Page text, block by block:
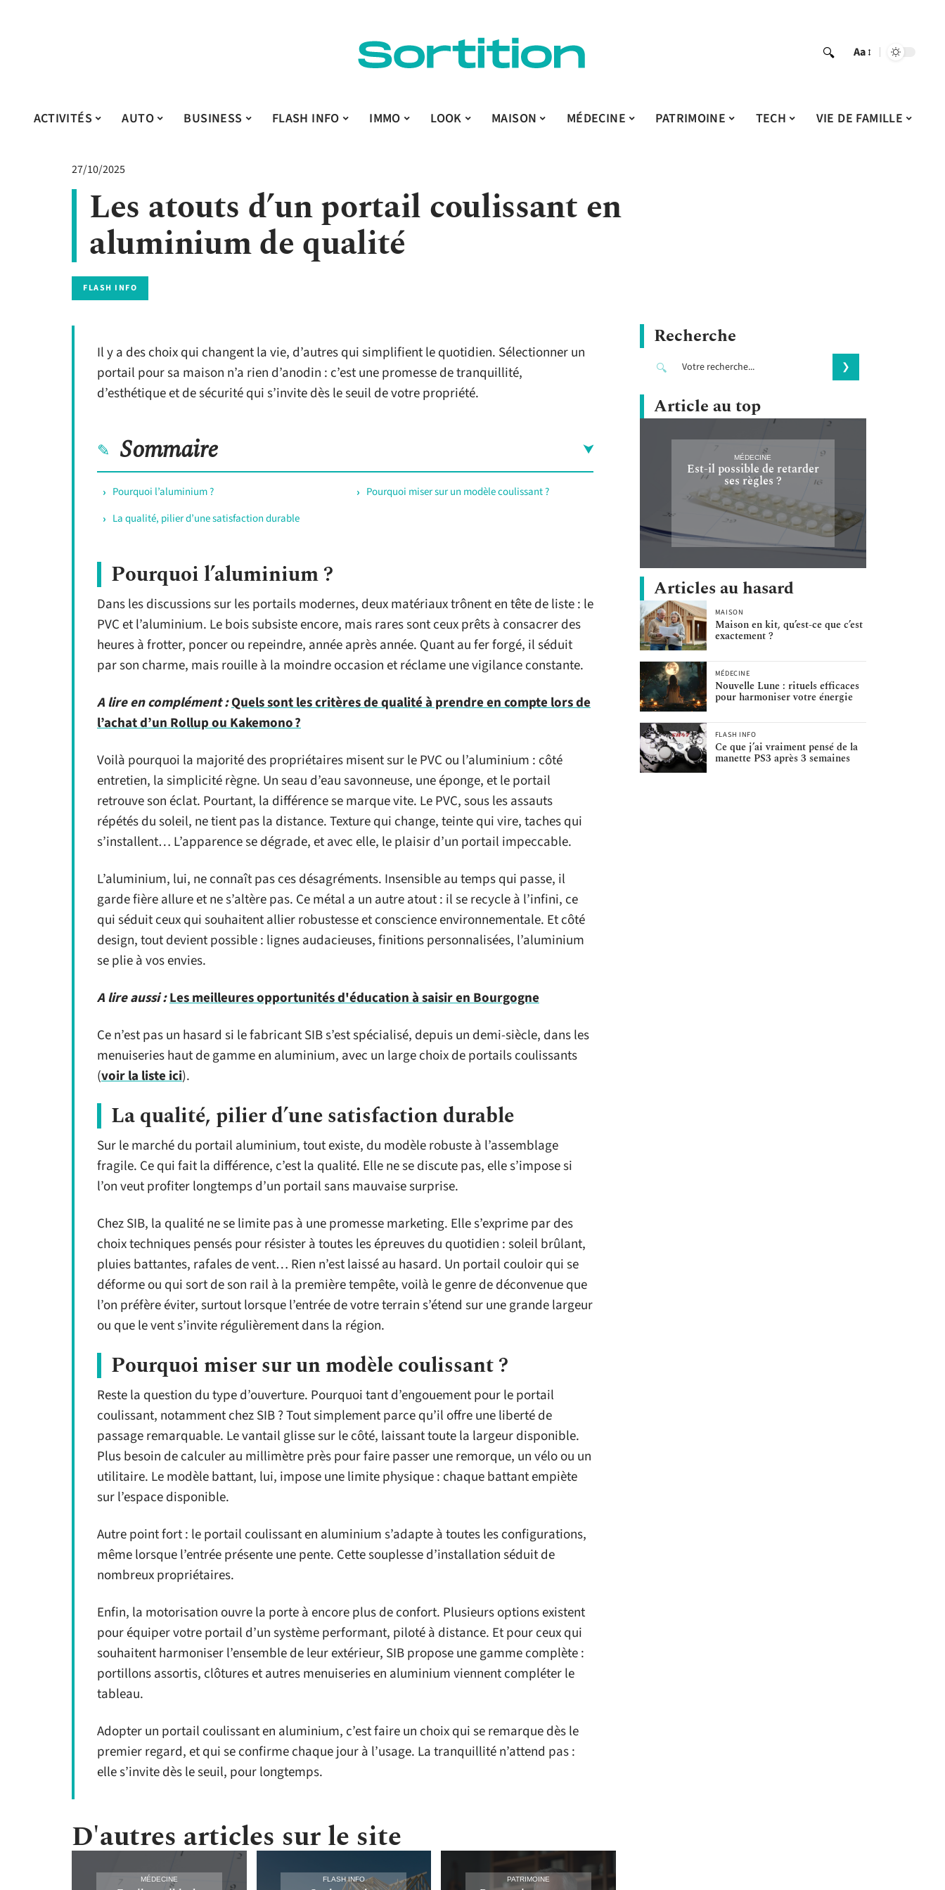
Aa
ACTIVITÉS AUTO BUSINESS FLASH INFO IMMO LOOK MAISON MÉDECINE PATRIMOINE TECH VIE DE FAMILLE
27/10/2025
Les atouts d’un portail coulissant en
aluminium de qualité
FLASH INFO
Il y a des choix qui changent la vie, d’autres qui simplifient le quotidien. Sélectionner un
portail pour sa maison n’a rien d’anodin : c’est une promesse de tranquillité,
d’esthétique et de sécurité qui s’invite dès le seuil de votre propriété.
Sommaire
Pourquoi l’aluminium ?
La qualité, pilier d’une satisfaction durable
Pourquoi miser sur un modèle coulissant ?
Pourquoi l’aluminium ?
Dans les discussions sur les portails modernes, deux matériaux trônent en tête de liste : le
PVC et l’aluminium. Le bois subsiste encore, mais rares sont ceux prêts à consacrer des
heures à frotter, poncer ou repeindre, année après année. Quant au fer forgé, il séduit
par son charme, mais rouille à la moindre occasion et réclame une vigilance constante.
A lire en complément :Quels sont les critères de qualité à prendre en compte lors de
l’achat d’un Rollup ou Kakemono ?
Voilà pourquoi la majorité des propriétaires misent sur le PVC ou l’aluminium : côté
entretien, la simplicité règne. Un seau d’eau savonneuse, une éponge, et le portail
retrouve son éclat. Pourtant, la différence se marque vite. Le PVC, sous les assauts
répétés du soleil, ne tient pas la distance. Texture qui change, teinte qui vire, taches qui
s’installent… L’apparence se dégrade, et avec elle, le plaisir d’un portail impeccable.
L’aluminium, lui, ne connaît pas ces désagréments. Insensible au temps qui passe, il
garde fière allure et ne s’altère pas. Ce métal a un autre atout : il se recycle à l’infini, ce
qui séduit ceux qui souhaitent allier robustesse et conscience environnementale. Et côté
design, tout devient possible : lignes audacieuses, finitions personnalisées, l’aluminium
se plie à vos envies.
A lire aussi :Les meilleures opportunités d'éducation à saisir en Bourgogne
Ce n’est pas un hasard si le fabricant SIB s’est spécialisé, depuis un demi-siècle, dans les
menuiseries haut de gamme en aluminium, avec un large choix de portails coulissants
(voir la liste ici).
La qualité, pilier d’une satisfaction durable
Sur le marché du portail aluminium, tout existe, du modèle robuste à l’assemblage
fragile. Ce qui fait la différence, c’est la qualité. Elle ne se discute pas, elle s’impose si
l’on veut profiter longtemps d’un portail sans mauvaise surprise.
Chez SIB, la qualité ne se limite pas à une promesse marketing. Elle s’exprime par des
choix techniques pensés pour résister à toutes les épreuves du quotidien : soleil brûlant,
pluies battantes, rafales de vent… Rien n’est laissé au hasard. Un portail couloir qui se
déforme ou qui sort de son rail à la première tempête, voilà le genre de déconvenue que
l’on préfère éviter, surtout lorsque l’entrée de votre terrain s’étend sur une grande largeur
ou que le vent s’invite régulièrement dans la région.
Pourquoi miser sur un modèle coulissant ?
Reste la question du type d’ouverture. Pourquoi tant d’engouement pour le portail
coulissant, notamment chez SIB ? Tout simplement parce qu’il offre une liberté de
passage remarquable. Le vantail glisse sur le côté, laissant toute la largeur disponible.
Plus besoin de calculer au millimètre près pour faire passer une remorque, un vélo ou un
utilitaire. Le modèle battant, lui, impose une limite physique : chaque battant empiète
sur l’espace disponible.
Autre point fort : le portail coulissant en aluminium s’adapte à toutes les configurations,
même lorsque l’entrée présente une pente. Cette souplesse d’installation séduit de
nombreux propriétaires.
Enfin, la motorisation ouvre la porte à encore plus de confort. Plusieurs options existent
pour équiper votre portail d’un système performant, piloté à distance. Et pour ceux qui
souhaitent harmoniser l’ensemble de leur extérieur, SIB propose une gamme complète :
portillons assortis, clôtures et autres menuiseries en aluminium viennent compléter le
tableau.
Adopter un portail coulissant en aluminium, c’est faire un choix qui se remarque dès le
premier regard, et qui se confirme chaque jour à l’usage. La tranquillité n’attend pas :
elle s’invite dès le seuil, pour longtemps.
D'autres articles sur le site
MÉDECINE FLASH INFO PATRIMOINE
Recherche
Article au top
MÉDECINE
Est-il possible de retarder
ses règles ?
Articles au hasard
MAISON
Maison en kit, qu’est-ce que c’est
exactement ?
MÉDECINE
Nouvelle Lune : rituels efficaces
pour harmoniser votre énergie
FLASH INFO
Ce que j’ai vraiment pensé de la
manette PS3 après 3 semaines